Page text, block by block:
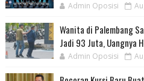
Admin Oposisi
Wanita di Palembang
Jadi 93 Juta, Uangnya
Admin Oposisi